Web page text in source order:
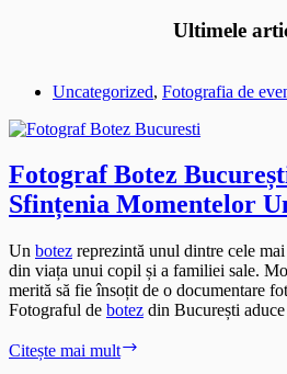
Ultimele
Uncategorized, Fotografia de
Fotograf Botez
Sfințenia Momentelor
Un botez reprezintă unul dintre cele
din viața unui copil și a familiei sale.
merită să fie însoțit de o documentare
Fotograful de botez din București
Citește mai mult